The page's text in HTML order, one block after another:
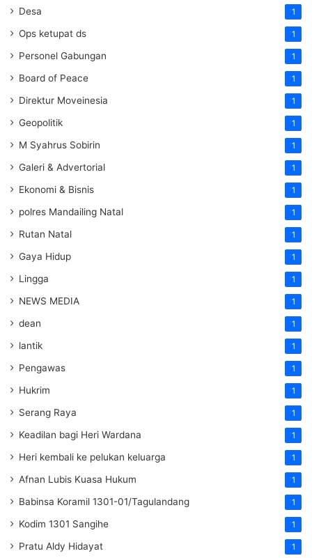
Desa 1
Ops ketupat ds 1
Personel Gabungan 1
Board of Peace 1
Direktur Moveinesia 1
Geopolitik 1
M Syahrus Sobirin 1
Galeri & Advertorial 1
Ekonomi & Bisnis 1
polres Mandailing Natal 1
Rutan Natal 1
Gaya Hidup 1
Lingga 1
NEWS MEDIA 1
dean 1
lantik 1
Pengawas 1
Hukrim 1
Serang Raya 1
Keadilan bagi Heri Wardana 1
Heri kembali ke pelukan keluarga 1
Afnan Lubis Kuasa Hukum 1
Babinsa Koramil 1301-01/Tagulandang 1
Kodim 1301 Sangihe 1
Pratu Aldy Hidayat 1